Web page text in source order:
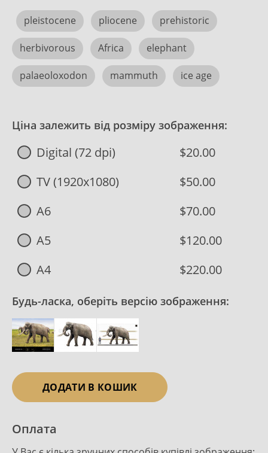
pleistocene pliocene prehistoric
herbivorous Africa elephant
palaeoloxodon mammuth ice age
Ціна залежить від розміру зображення:
Digital (72 dpi)
$20.00
TV (1920x1080)
$50.00
A6
$70.00
A5
$120.00
A4
$220.00
Будь-ласка, оберіть версію зображення:
ДОДАТИ В КОШИК
Оплата